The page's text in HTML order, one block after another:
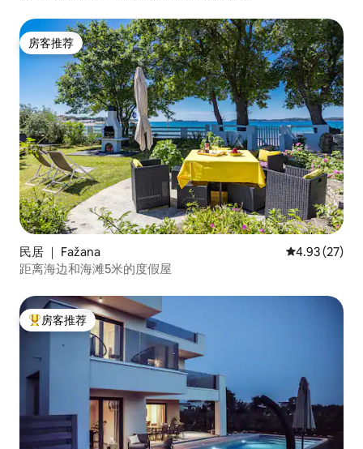
房客推荐
房客推荐
民居 ｜ Fažana 平均评分
4.93 (27)
距离海边和海滩5米的度假屋
热门「房客推荐」
房客推荐